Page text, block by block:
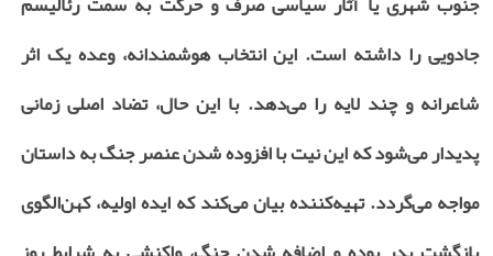
جادویی را داشته است. این انتخاب هوشمندانه، وعده یک اثر
شاعرانه و چند لایه را می‌دهد. با این حال، تضاد اصلی زمانی
پدیدار می‌شود که این نیت با افزوده شدن عنصر جنگ به داستان
مواجه می‌گردد. تهیه‌کننده بیان می‌کند که ایده اولیه، کهن‌الگوی